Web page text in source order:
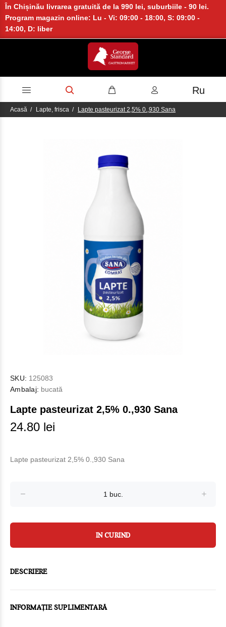
În Chișinău livrarea gratuită de la 990 lei, suburbiile - 90 lei.
Program magazin online: Lu - Vi: 09:00 - 18:00, S: 09:00 -
14:00, D: liber
Ru
Acasă Lapte, frisca Lapte pasteurizat 2,5% 0.,930 Sana
SKU: 125083
Ambalaj: bucată
Lapte pasteurizat 2,5% 0.,930 Sana
24.80 lei
Lapte pasteurizat 2,5% 0.,930 Sana
IN CURIND
DESCRIERE
INFORMAȚIE SUPLIMENTARĂ